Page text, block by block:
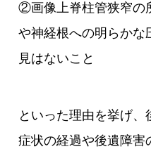
②画像上脊柱管狭窄の
や神経根への明らかな
見はないこと
といった理由を挙げ
症状の経過や後遺障害